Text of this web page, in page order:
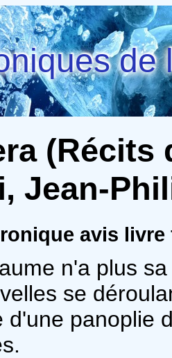
de
(Récits
Jean-
avis
n'a plus
se
d'une panoplie